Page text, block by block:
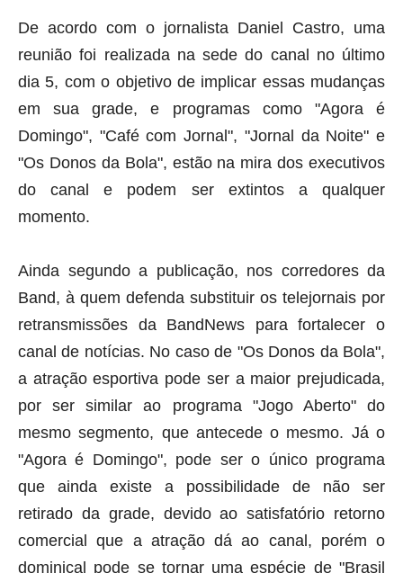
De acordo com o jornalista Daniel Castro, uma
reunião foi realizada na sede do canal no último
dia 5, com o objetivo de implicar essas mudanças
em sua grade, e programas como "Agora é
Domingo", "Café com Jornal", "Jornal da Noite" e
"Os Donos da Bola", estão na mira dos executivos
do canal e podem ser extintos a qualquer
momento.
Ainda segundo a publicação, nos corredores da
Band, à quem defenda substituir os telejornais por
retransmissões da BandNews para fortalecer o
canal de notícias. No caso de "Os Donos da Bola",
a atração esportiva pode ser a maior prejudicada,
por ser similar ao programa "Jogo Aberto" do
mesmo segmento, que antecede o mesmo. Já o
"Agora é Domingo", pode ser o único programa
que ainda existe a possibilidade de não ser
retirado da grade, devido ao satisfatório retorno
comercial que a atração dá ao canal, porém o
dominical pode se tornar uma espécie de "Brasil